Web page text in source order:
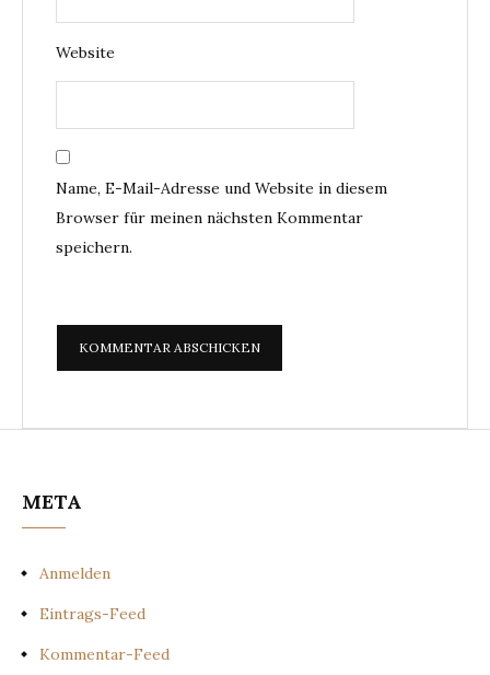
Website
Name, E-Mail-Adresse und Website in diesem
Browser für meinen nächsten Kommentar
speichern.
META
Anmelden
Eintrags-Feed
Kommentar-Feed